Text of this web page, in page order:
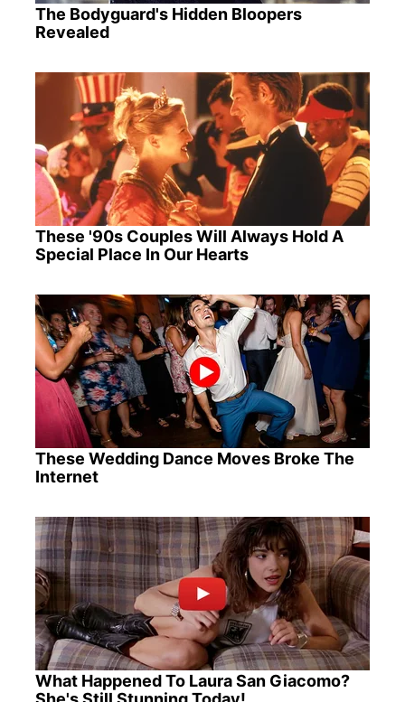
The Bodyguard's Hidden Bloopers
Revealed
These '90s Couples Will Always Hold A
Special Place In Our Hearts
These Wedding Dance Moves Broke The
Internet
What Happened To Laura San Giacomo?